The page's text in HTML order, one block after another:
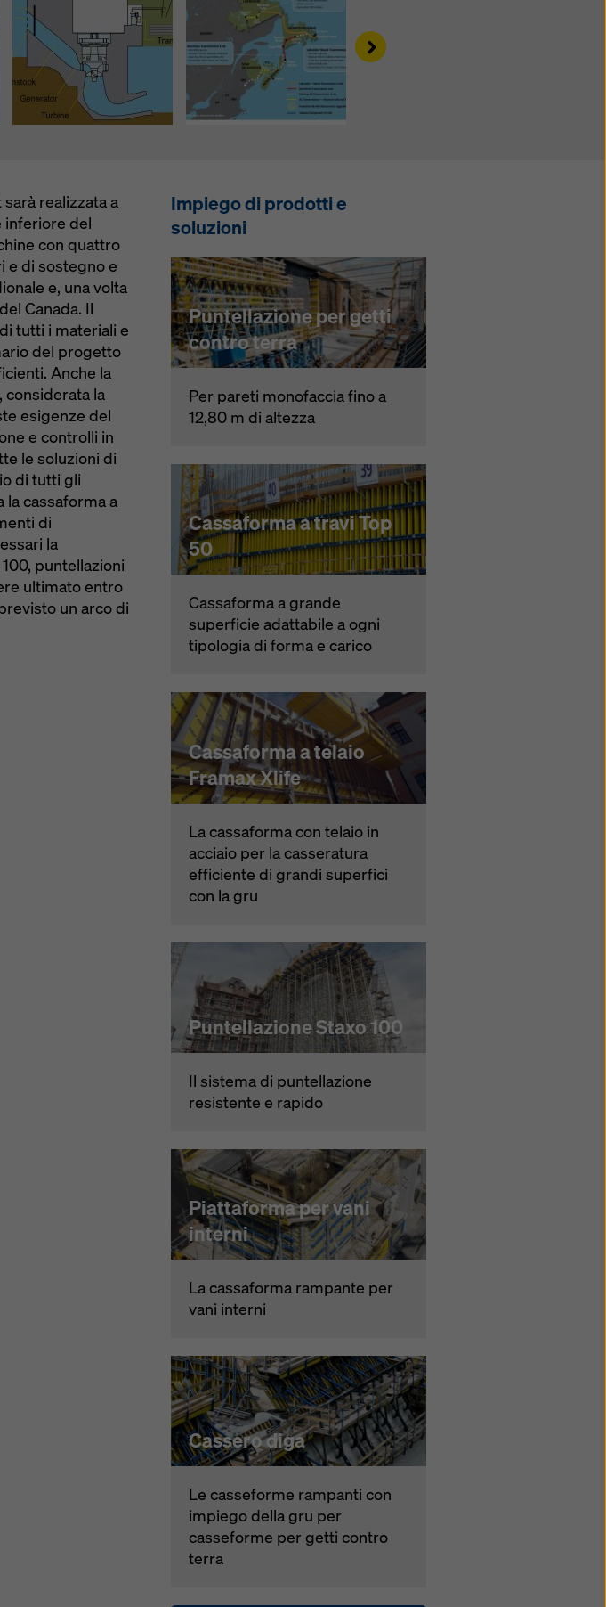
Right
realizzata a
inferiore del
con quattro
e di sostegno e
e, una volta
Canada. Il
tutti i materiali e
del progetto
Anche la
considerata la
esigenze del
e controlli in
le soluzioni di
di tutti gli
cassaforma a
di
la
puntellazioni
ultimato entro
un arco di
Impiego di prodotti e
soluzioni
Puntellazione per getti
contro terra
Per pareti monofaccia fino a
12,80 m di altezza
Cassaforma a travi Top
50
Cassaforma a grande
superficie adattabile a ogni
tipologia di forma e carico
Cassaforma a telaio
Framax Xlife
La cassaforma con telaio in
acciaio per la casseratura
efficiente di grandi superfici
con la gru
Puntellazione Staxo 100
Il sistema di puntellazione
resistente e rapido
Piattaforma per vani
interni
La cassaforma rampante per
vani interni
Cassero diga
Le casseforme rampanti con
impiego della gru per
casseforme per getti contro
terra
di selezionare i vostri cookie